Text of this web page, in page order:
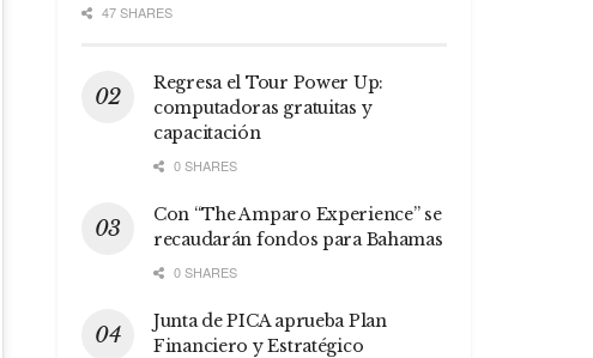
47 SHARES
Regresa el Tour Power Up:
computadoras gratuitas y
capacitación
0 SHARES
Con “The Amparo Experience” se
recaudarán fondos para Bahamas
0 SHARES
Junta de PICA aprueba Plan
Financiero y Estratégico